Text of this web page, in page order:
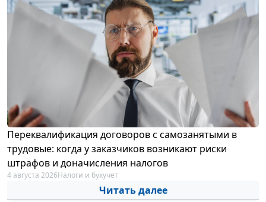
Переквалификация договоров с самозанятыми в
трудовые: когда у заказчиков возникают риски
штрафов и доначисления налогов
4 августа 2026Налоги и бухучет
Читать далее